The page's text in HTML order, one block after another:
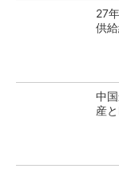
27
供
中
産